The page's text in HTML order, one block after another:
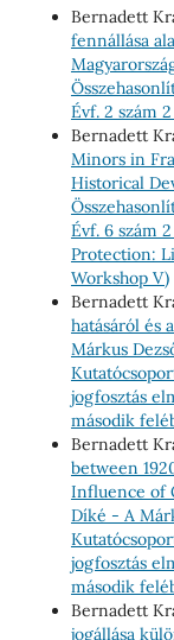
Bernadett
fennállása
Évf. 2 szám
Bernadett
Minors in
Historical
Évf. 6 szám
Protection:
Workshop V)
Bernadett
hatásáról és
Márkus
jogfosztás
második
Bernadett
between
Influence of
Díké - A
jogfosztás
második
Bernadett
jogállása